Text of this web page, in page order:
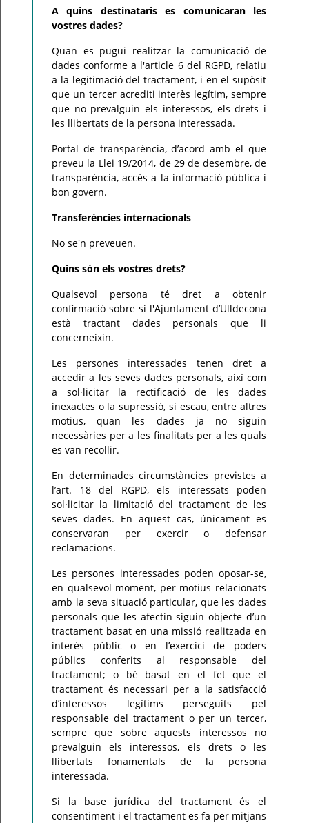
A quins destinataris es comunicaran les
vostres dades?
Quan es pugui realitzar la comunicació de
dades conforme a l'article 6 del RGPD, relatiu
a la legitimació del tractament, i en el supòsit
que un tercer acrediti interès legítim, sempre
que no prevalguin els interessos, els drets i
les llibertats de la persona interessada.
Portal de transparència, d’acord amb el que
preveu la Llei 19/2014, de 29 de desembre, de
transparència, accés a la informació pública i
bon govern.
Transferències internacionals
No se'n preveuen.
Quins són els vostres drets?
Qualsevol persona té dret a obtenir
confirmació sobre si l'Ajuntament d’Ulldecona
està tractant dades personals que li
concerneixin.
Les persones interessades tenen dret a
accedir a les seves dades personals, així com
a sol·licitar la rectificació de les dades
inexactes o la supressió, si escau, entre altres
motius, quan les dades ja no siguin
necessàries per a les finalitats per a les quals
es van recollir.
En determinades circumstàncies previstes a
l’art. 18 del RGPD, els interessats poden
sol·licitar la limitació del tractament de les
seves dades. En aquest cas, únicament es
conservaran per exercir o defensar
reclamacions.
Les persones interessades poden oposar-se,
en qualsevol moment, per motius relacionats
amb la seva situació particular, que les dades
personals que les afectin siguin objecte d’un
tractament basat en una missió realitzada en
interès públic o en l’exercici de poders
públics conferits al responsable del
tractament; o bé basat en el fet que el
tractament és necessari per a la satisfacció
d’interessos legítims perseguits pel
responsable del tractament o per un tercer,
sempre que sobre aquests interessos no
prevalguin els interessos, els drets o les
llibertats fonamentals de la persona
interessada.
Si la base jurídica del tractament és el
consentiment i el tractament es fa per mitjans